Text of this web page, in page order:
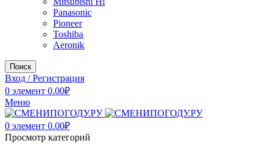
Panasonic
Pioneer
Toshiba
Аeronik
Поиск
Вход / Регистрация
0 элемент 0.00₽
Меню
0 элемент 0.00₽
Просмотр категорий